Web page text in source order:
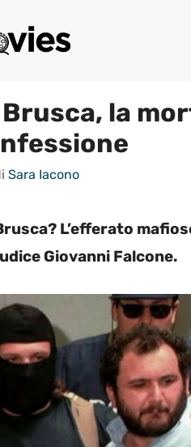
la
Sara Iacono
L’efferato
Giovanni Falcone.